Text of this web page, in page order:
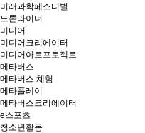
미래과학페스티벌
드론라이더
미디어
미디어크리에이터
미디어아트프로젝트
메타버스
메타버스 체험
메타플레이
메타버스크리에이터
e스포츠
청소년활동